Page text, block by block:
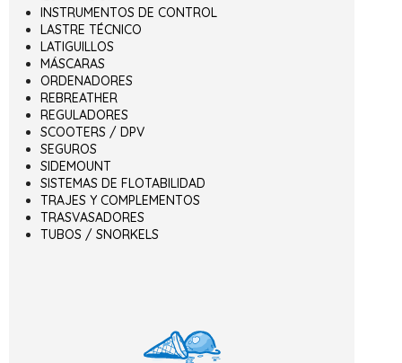
INSTRUMENTOS DE CONTROL
LASTRE TÉCNICO
LATIGUILLOS
MÁSCARAS
ORDENADORES
REBREATHER
REGULADORES
SCOOTERS / DPV
SEGUROS
SIDEMOUNT
SISTEMAS DE FLOTABILIDAD
TRAJES Y COMPLEMENTOS
TRASVASADORES
TUBOS / SNORKELS